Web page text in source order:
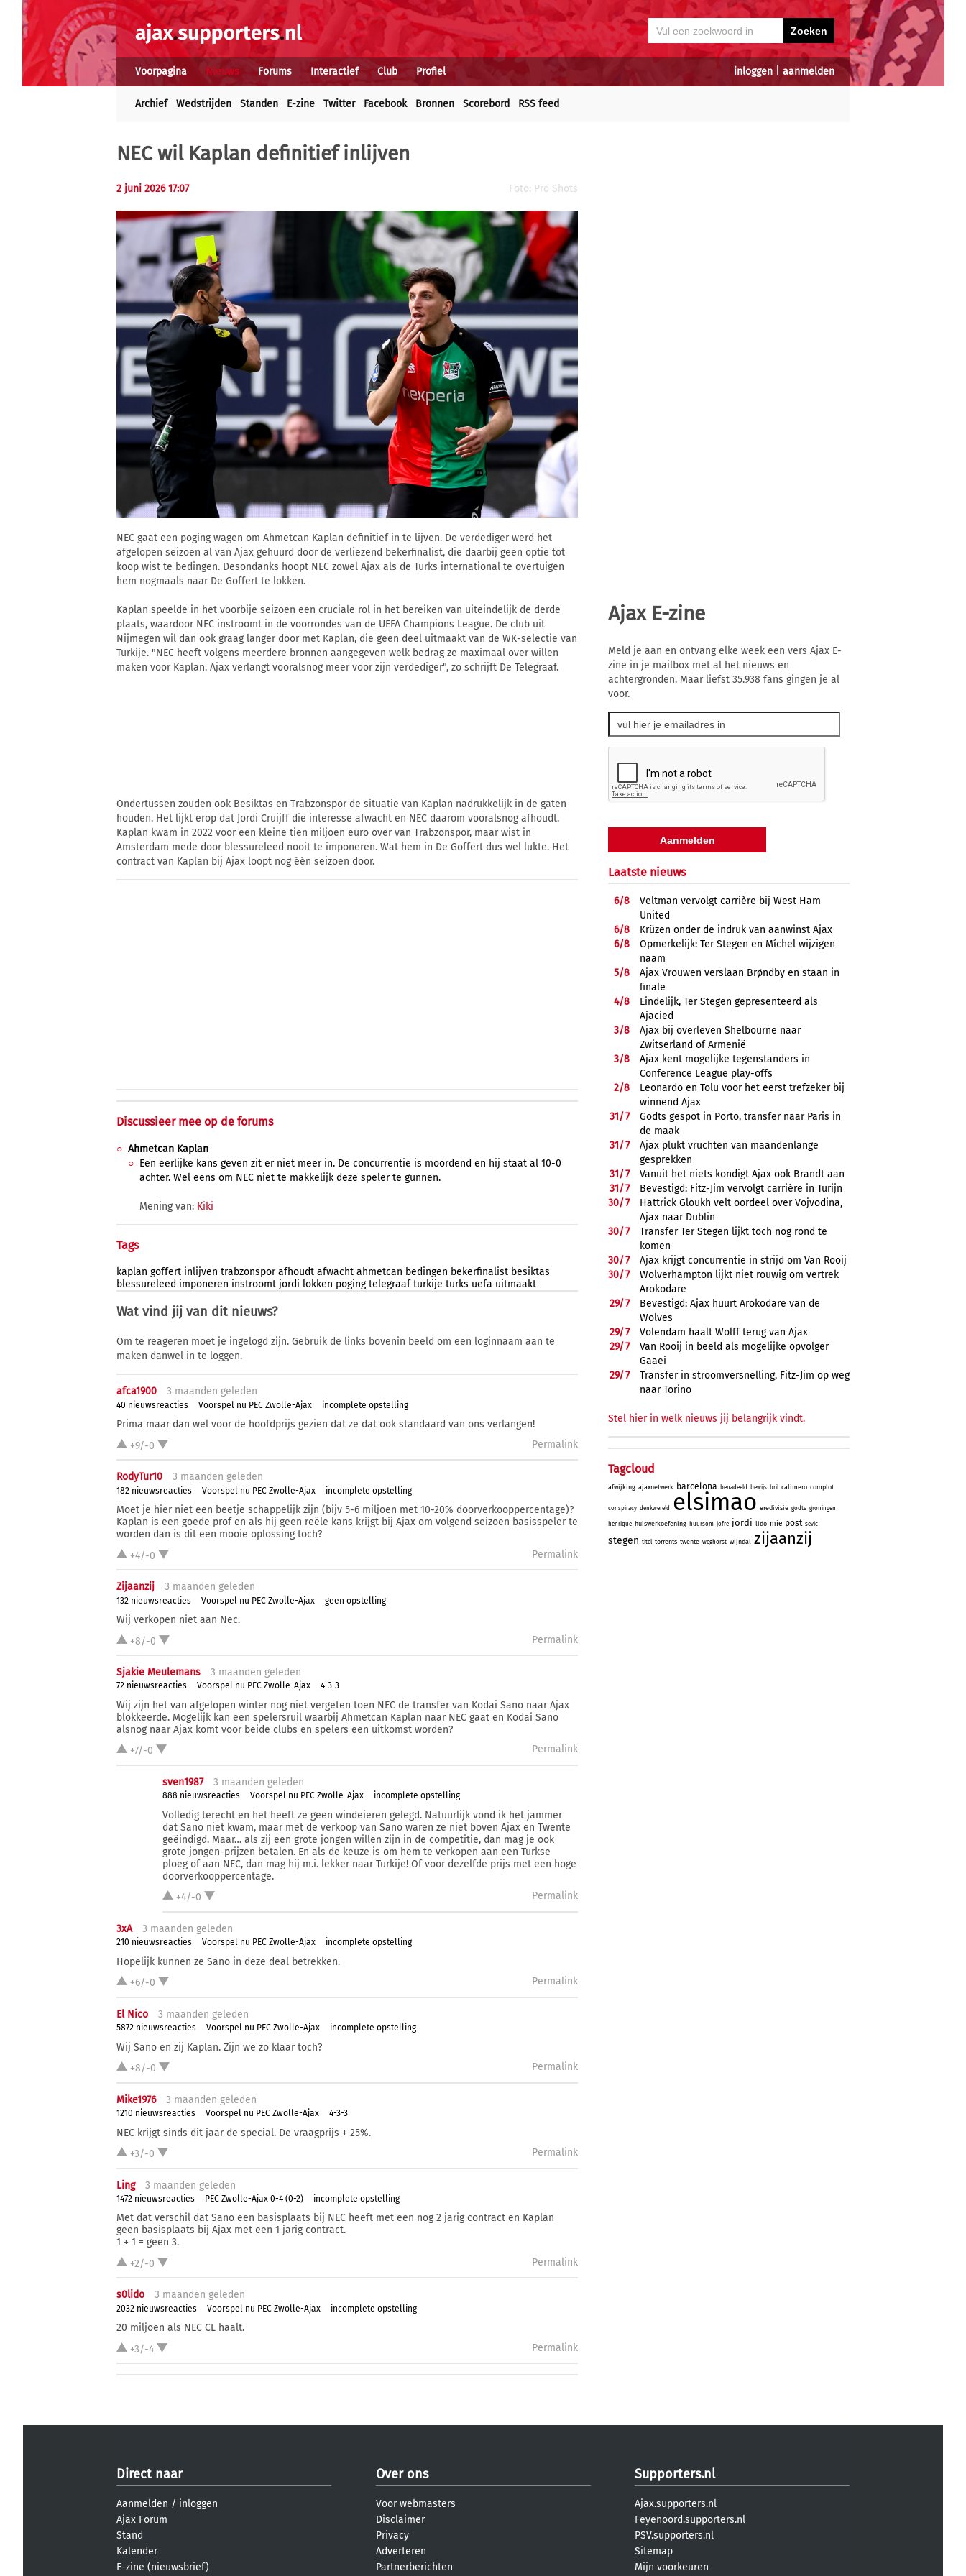
inloggen aanmelden
Voorpagina Nieuws Forums Interactief Club Profiel
Archief Wedstrijden Standen E-zine Twitter Facebook Bronnen Scorebord RSS feed
NEC wil Kaplan definitief inlijven
2 juni 2026 17:07 Foto: Pro Shots
NEC gaat een poging wagen om Ahmetcan Kaplan definitief in te lijven. De verdediger werd het
afgelopen seizoen al van Ajax gehuurd door de verliezend bekerfinalist, die daarbij geen optie tot
koop wist te bedingen. Desondanks hoopt NEC zowel Ajax als de Turks international te overtuigen
hem nogmaals naar De Goffert te lokken.
Kaplan speelde in het voorbije seizoen een cruciale rol in het bereiken van uiteindelijk de derde
plaats, waardoor NEC instroomt in de voorrondes van de UEFA Champions League. De club uit
Nijmegen wil dan ook graag langer door met Kaplan, die geen deel uitmaakt van de WK-selectie van
Turkije. "NEC heeft volgens meerdere bronnen aangegeven welk bedrag ze maximaal over willen
maken voor Kaplan. Ajax verlangt vooralsnog meer voor zijn verdediger", zo schrijft De Telegraaf.
Ondertussen zouden ook Besiktas en Trabzonspor de situatie van Kaplan nadrukkelijk in de gaten
houden. Het lijkt erop dat Jordi Cruijff die interesse afwacht en NEC daarom vooralsnog afhoudt.
Kaplan kwam in 2022 voor een kleine tien miljoen euro over van Trabzonspor, maar wist in
Amsterdam mede door blessureleed nooit te imponeren. Wat hem in De Goffert dus wel lukte. Het
contract van Kaplan bij Ajax loopt nog één seizoen door.
Discussieer mee op de forums
Ahmetcan Kaplan
Een eerlijke kans geven zit er niet meer in. De concurrentie is moordend en hij staat al 10-0
achter. Wel eens om NEC niet te makkelijk deze speler te gunnen.
Mening van: Kiki
Tags
kaplan goffert inlijven trabzonspor afhoudt afwacht ahmetcan bedingen bekerfinalist besiktas
blessureleed imponeren instroomt jordi lokken poging telegraaf turkije turks uefa uitmaakt
Wat vind jij van dit nieuws?
Om te reageren moet je ingelogd zijn. Gebruik de links bovenin beeld om een loginnaam aan te
maken danwel in te loggen.
afca1900 3 maanden geleden
40 nieuwsreacties Voorspel nu PEC Zwolle-Ajax incomplete opstelling
Prima maar dan wel voor de hoofdprijs gezien dat ze dat ook standaard van ons verlangen!
+9/-0
Permalink
RodyTur10 3 maanden geleden
182 nieuwsreacties Voorspel nu PEC Zwolle-Ajax incomplete opstelling
Moet je hier niet een beetje schappelijk zijn (bijv 5-6 miljoen met 10-20% doorverkooppercentage)?
Kaplan is een goede prof en als hij geen reële kans krijgt bij Ajax om volgend seizoen basisspeler te
worden dan is dit een mooie oplossing toch?
+4/-0
Permalink
Zijaanzij 3 maanden geleden
132 nieuwsreacties Voorspel nu PEC Zwolle-Ajax geen opstelling
Wij verkopen niet aan Nec.
+8/-0
Permalink
Sjakie Meulemans 3 maanden geleden
72 nieuwsreacties Voorspel nu PEC Zwolle-Ajax 4-3-3
Wij zijn het van afgelopen winter nog niet vergeten toen NEC de transfer van Kodai Sano naar Ajax
blokkeerde. Mogelijk kan een spelersruil waarbij Ahmetcan Kaplan naar NEC gaat en Kodai Sano
alsnog naar Ajax komt voor beide clubs en spelers een uitkomst worden?
+7/-0
Permalink
sven1987 3 maanden geleden
888 nieuwsreacties Voorspel nu PEC Zwolle-Ajax incomplete opstelling
Volledig terecht en het heeft ze geen windeieren gelegd. Natuurlijk vond ik het jammer
dat Sano niet kwam, maar met de verkoop van Sano waren ze niet boven Ajax en Twente
geëindigd. Maar… als zij een grote jongen willen zijn in de competitie, dan mag je ook
grote jongen-prijzen betalen. En als de keuze is om hem te verkopen aan een Turkse
ploeg of aan NEC, dan mag hij m.i. lekker naar Turkije! Of voor dezelfde prijs met een hoge
doorverkooppercentage.
+4/-0
Permalink
3xA 3 maanden geleden
210 nieuwsreacties Voorspel nu PEC Zwolle-Ajax incomplete opstelling
Hopelijk kunnen ze Sano in deze deal betrekken.
+6/-0
Permalink
El Nico 3 maanden geleden
5872 nieuwsreacties Voorspel nu PEC Zwolle-Ajax incomplete opstelling
Wij Sano en zij Kaplan. Zijn we zo klaar toch?
+8/-0
Permalink
Mike1976 3 maanden geleden
1210 nieuwsreacties Voorspel nu PEC Zwolle-Ajax 4-3-3
NEC krijgt sinds dit jaar de special. De vraagprijs + 25%.
+3/-0
Permalink
Ling 3 maanden geleden
1472 nieuwsreacties PEC Zwolle-Ajax 0-4 (0-2) incomplete opstelling
Met dat verschil dat Sano een basisplaats bij NEC heeft met een nog 2 jarig contract en Kaplan
geen basisplaats bij Ajax met een 1 jarig contract.
1 + 1 = geen 3.
+2/-0
Permalink
s0lido 3 maanden geleden
2032 nieuwsreacties Voorspel nu PEC Zwolle-Ajax incomplete opstelling
20 miljoen als NEC CL haalt.
+3/-4
Permalink
Ajax E-zine
Meld je aan en ontvang elke week een vers Ajax E-
zine in je mailbox met al het nieuws en
achtergronden. Maar liefst 35.938 fans gingen je al
voor.
Laatste nieuws
6/8
Veltman vervolgt carrière bij West Ham
United
6/8
Krüzen onder de indruk van aanwinst Ajax
6/8
Opmerkelijk: Ter Stegen en Míchel wijzigen
naam
5/8
Ajax Vrouwen verslaan Brøndby en staan in
finale
4/8
Eindelijk, Ter Stegen gepresenteerd als
Ajacied
3/8
Ajax bij overleven Shelbourne naar
Zwitserland of Armenië
3/8
Ajax kent mogelijke tegenstanders in
Conference League play-offs
2/8
Leonardo en Tolu voor het eerst trefzeker bij
winnend Ajax
31/7
Godts gespot in Porto, transfer naar Paris in
de maak
31/7
Ajax plukt vruchten van maandenlange
gesprekken
31/7
Vanuit het niets kondigt Ajax ook Brandt aan
31/7
Bevestigd: Fitz-Jim vervolgt carrière in Turijn
30/7
Hattrick Gloukh velt oordeel over Vojvodina,
Ajax naar Dublin
30/7
Transfer Ter Stegen lijkt toch nog rond te
komen
30/7
Ajax krijgt concurrentie in strijd om Van Rooij
30/7
Wolverhampton lijkt niet rouwig om vertrek
Arokodare
29/7
Bevestigd: Ajax huurt Arokodare van de
Wolves
29/7
Volendam haalt Wolff terug van Ajax
29/7
Van Rooij in beeld als mogelijke opvolger
Gaaei
29/7
Transfer in stroomversnelling, Fitz-Jim op weg
naar Torino
Stel hier in welk nieuws jij belangrijk vindt.
Tagcloud
afwijking ajaxnetwerk barcelona benadeeld bewijs bril calimero complot
conspiracy denkwereld elsimao eredivisie godts groningen
henrique huiswerkoefening huursom jofre jordi lido mie post sevic
stegen titel torrents twente weghorst wijndal zijaanzij
Direct naar
Aanmelden / inloggen
Ajax Forum
Stand
Kalender
E-zine (nieuwsbrief)
Over ons
Voor webmasters
Disclaimer
Privacy
Adverteren
Partnerberichten
Supporters.nl
Ajax.supporters.nl
Feyenoord.supporters.nl
PSV.supporters.nl
Sitemap
Mijn voorkeuren